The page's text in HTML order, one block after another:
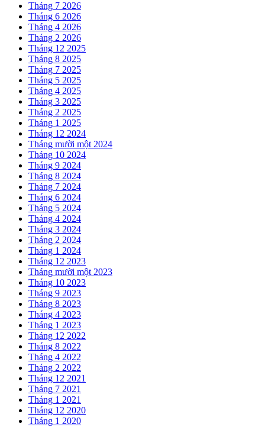
Tháng 7 2026
Tháng 6 2026
Tháng 4 2026
Tháng 2 2026
Tháng 12 2025
Tháng 8 2025
Tháng 7 2025
Tháng 5 2025
Tháng 4 2025
Tháng 3 2025
Tháng 2 2025
Tháng 1 2025
Tháng 12 2024
Tháng mười một 2024
Tháng 10 2024
Tháng 9 2024
Tháng 8 2024
Tháng 7 2024
Tháng 6 2024
Tháng 5 2024
Tháng 4 2024
Tháng 3 2024
Tháng 2 2024
Tháng 1 2024
Tháng 12 2023
Tháng mười một 2023
Tháng 10 2023
Tháng 9 2023
Tháng 8 2023
Tháng 4 2023
Tháng 1 2023
Tháng 12 2022
Tháng 8 2022
Tháng 4 2022
Tháng 2 2022
Tháng 12 2021
Tháng 7 2021
Tháng 1 2021
Tháng 12 2020
Tháng 1 2020